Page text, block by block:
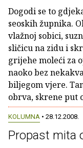
Dogodi se to
seoskih župnika.
vlažnoj sobici,
sličicu na zidu i
grijehe moleći za
naoko bez
biljegom vjere.
obrva, skrene put
KOLUMNA • 28.12.2008.
Propast mita